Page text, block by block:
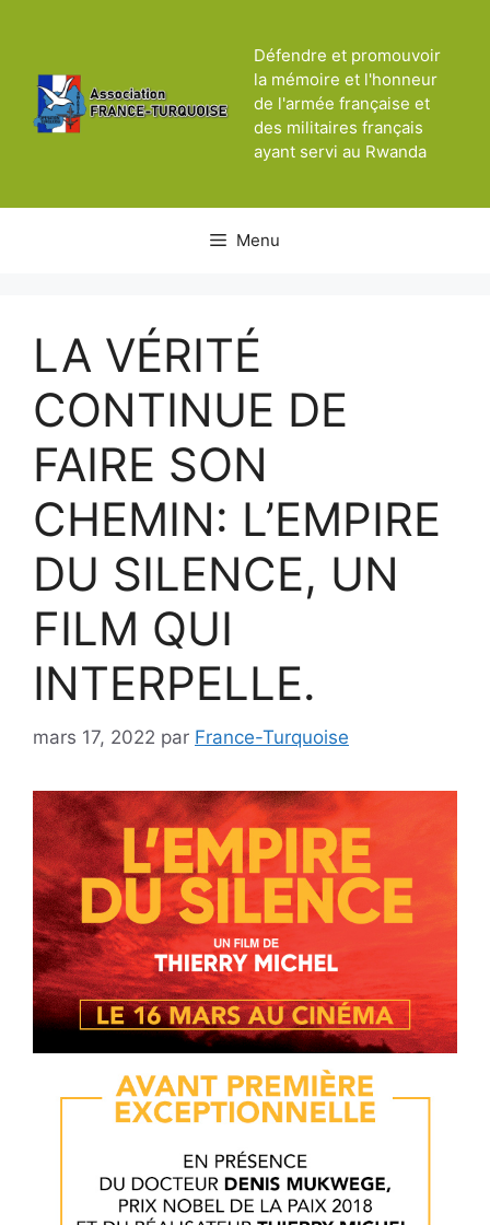
Défendre et promouvoir
la mémoire et l'honneur
de l'armée française et
des militaires français
ayant servi au Rwanda
Menu
LA VÉRITÉ
CONTINUE DE
FAIRE SON
CHEMIN: L’EMPIRE
DU SILENCE, UN
FILM QUI
INTERPELLE.
mars 17, 2022 par France-Turquoise